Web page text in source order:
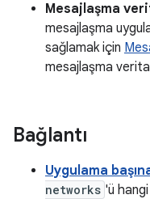
Mesajlaşma
mesajlaşma
sağlamak için
mesajlaşma
Bağlantı
Uygulama
networks 'ü